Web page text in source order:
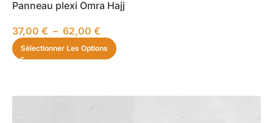
Panneau plexi Omra Hajj
37,00 € – 62,00 €
Sélectionner Les Options